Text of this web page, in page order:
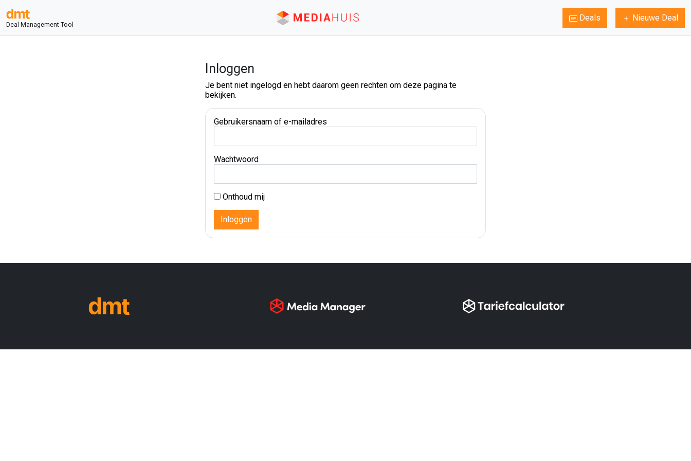
Deal Management Tool
Deals Nieuwe Deal
Inloggen
Je bent niet ingelogd en hebt daarom geen rechten om deze pagina te
bekijken.
Gebruikersnaam of e-mailadres
Wachtwoord
Onthoud mij